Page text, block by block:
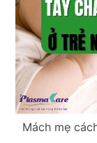
Mách mẹ